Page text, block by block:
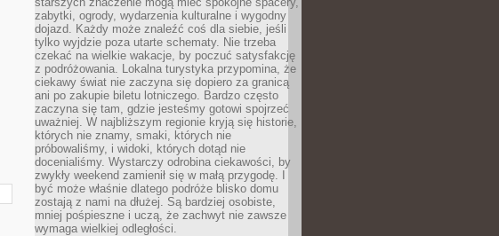
zabytki, ogrody, wydarzenia kulturalne i wygodny
dojazd. Każdy może znaleźć coś dla siebie, jeśli
tylko wyjdzie poza utarte schematy. Nie trzeba
czekać na wielkie wakacje, by poczuć satysfakcję
z podróżowania. Lokalna turystyka przypomina, że
ciekawy świat nie zaczyna się dopiero za granicą
ani po zakupie biletu lotniczego. Bardzo często
zaczyna się tam, gdzie jesteśmy gotowi spojrzeć
uważniej. W najbliższym regionie kryją się historie,
których nie znamy, smaki, których nie
próbowaliśmy, i widoki, których dotąd nie
docenialiśmy. Wystarczy odrobina ciekawości, by
zwykły weekend zamienił się w małą przygodę. I
być może właśnie dlatego podróże blisko domu
zostają z nami na dłużej. Są bardziej osobiste,
mniej pośpieszne i uczą, że zachwyt nie zawsze
wymaga wielkiej odległości.